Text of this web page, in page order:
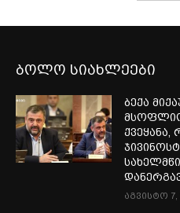
ბოლო სიახლეები
ბექა
აგვისტო 7,